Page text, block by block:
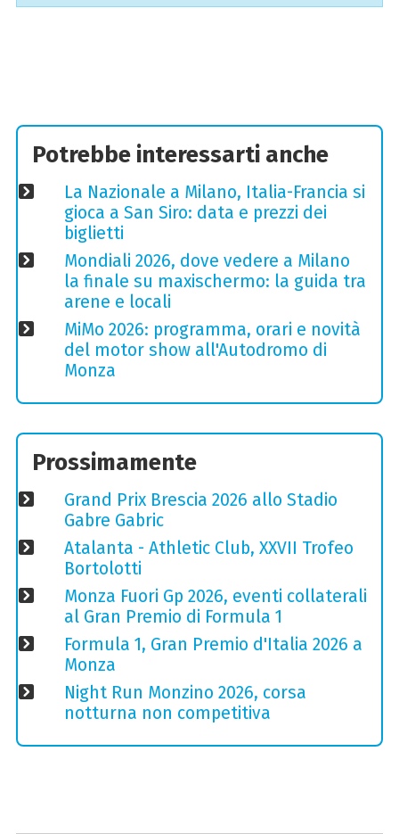
Potrebbe interessarti anche
La Nazionale a Milano, Italia-Francia si
gioca a San Siro: data e prezzi dei
biglietti
Mondiali 2026, dove vedere a Milano
la finale su maxischermo: la guida tra
arene e locali
MiMo 2026: programma, orari e novità
del motor show all'Autodromo di
Monza
Prossimamente
Grand Prix Brescia 2026 allo Stadio
Gabre Gabric
Atalanta - Athletic Club, XXVII Trofeo
Bortolotti
Monza Fuori Gp 2026, eventi collaterali
al Gran Premio di Formula 1
Formula 1, Gran Premio d'Italia 2026 a
Monza
Night Run Monzino 2026, corsa
notturna non competitiva